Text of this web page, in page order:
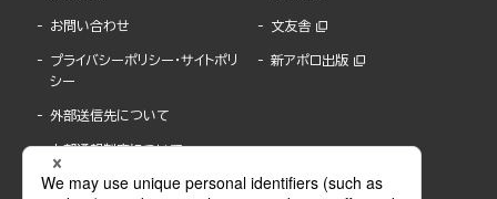
お問い合わせ
プライバシーポリシー・サイトポリ
シー
外部送信先について
内部通報制度について
文友舎
新アポロ出版